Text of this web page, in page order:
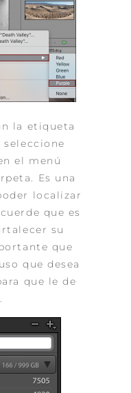
la etiqueta
el menú
Es una
localizar
que es
su
que
que desea
que le de